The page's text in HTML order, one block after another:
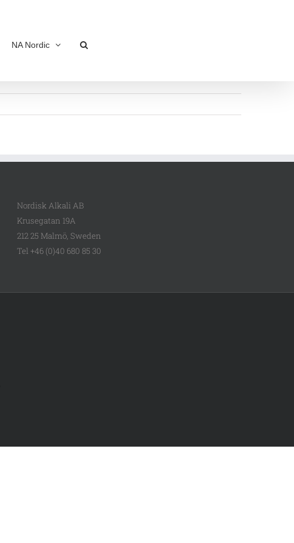
NA Nordic
Nordisk Alkali AB
Krusegatan 19A
212 25 Malmö, Sweden
Tel +46 (0)40 680 85 30